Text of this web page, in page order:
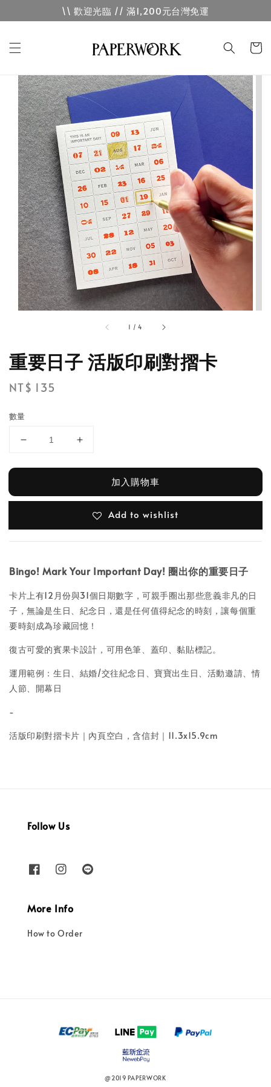
\\ 歡迎光臨 // 滿1,200元台灣免運
1 /4
重要日子 活版印刷對摺卡
Regular
NT$ 135
數量
加入購物車
Add to wishlist
Bingo! Mark Your Important Day! 圈出你的重要日子
卡片上有12月份與31個日期數字，可親手圈出那些意義非凡的日
子，無論是生日、紀念日，還是任何值得紀念的時刻，讓每個重
要時刻成為珍藏回憶！
復古可愛的賓果卡設計，可用色筆、蓋印、黏貼標記。
運用範例：生日、結婚/交往紀念日、寶寶出生日、活動邀請、情
人節、開幕日
-
活版印刷對摺卡片｜ 內頁空白，含信封 ｜ 11.3x15.9cm
Follow Us
More Info
How to Order
@2019 PAPERWORK